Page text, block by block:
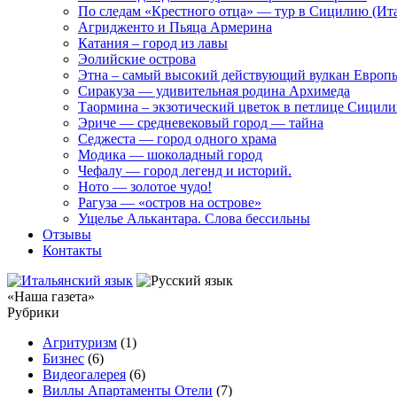
По следам «Крестного отца» — тур в Сицилию
Агридженто и Пьяца Армерина
Катания – город из лавы
Эолийские острова
Этна – самый высокий действующий вулкан
Сиракуза — удивительная родина Архимеда
Таормина – экзотический цветок в петлице
Эриче — средневековый город — тайна
Седжеста — город одного храма
Модика — шоколадный город
Чефалу — город легенд и историй.
Ното — золотое чудо!
Рагуза — «остров на острове»
Ущелье Алькантара. Слова бессильны
Отзывы
Контакты
«Наша газета»
Рубрики
Агритуризм (1)
Бизнес (6)
Видеогалерея (6)
Виллы Апартаменты Отели (7)